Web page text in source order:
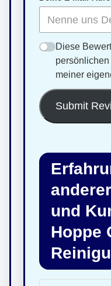
Diese
meiner
Submit
und
Hoppe